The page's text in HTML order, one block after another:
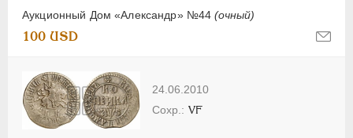
Аукционный Дом «Александр» №44(очный)
100 USD
24.06.2010
VF